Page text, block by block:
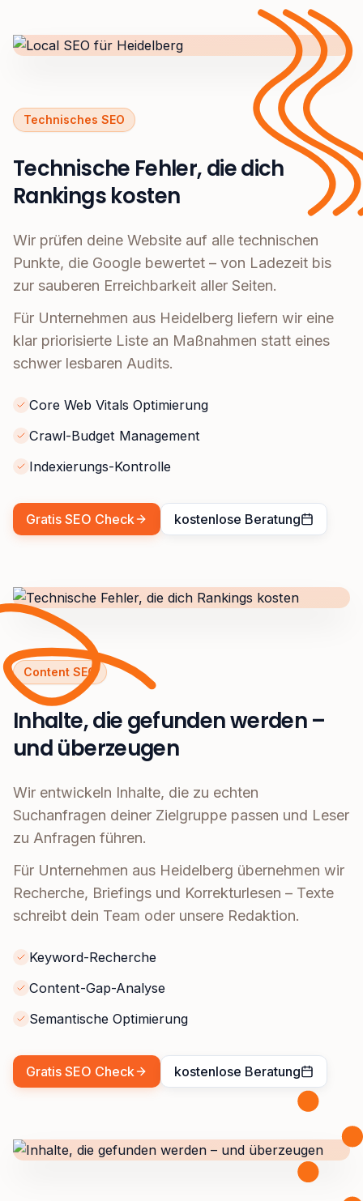
Technisches SEO
Technische Fehler, die dich
Rankings kosten
Wir prüfen deine Website auf alle technischen
Punkte, die Google bewertet – von Ladezeit bis
zur sauberen Erreichbarkeit aller Seiten.
Für Unternehmen aus Heidelberg liefern wir eine
klar priorisierte Liste an Maßnahmen statt eines
schwer lesbaren Audits.
Core Web Vitals Optimierung
Crawl-Budget Management
Indexierungs-Kontrolle
Gratis SEO Check kostenlose Beratung
Content SEO
Inhalte, die gefunden werden –
und überzeugen
Wir entwickeln Inhalte, die zu echten
Suchanfragen deiner Zielgruppe passen und Leser
zu Anfragen führen.
Für Unternehmen aus Heidelberg übernehmen wir
Recherche, Briefings und Korrekturlesen – Texte
schreibt dein Team oder unsere Redaktion.
Keyword-Recherche
Content-Gap-Analyse
Semantische Optimierung
Gratis SEO Check kostenlose Beratung